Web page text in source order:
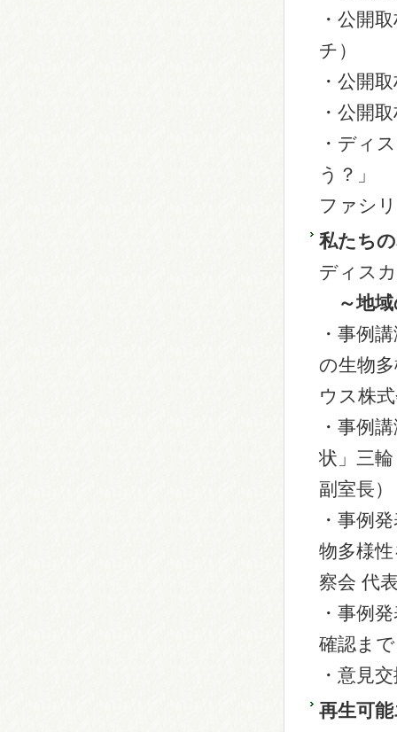
・公開
チ）
・公開
・公開
・ディ
う？」
ファシ
私たち
ディス
～地域
・事例
の生物
ウス株
・事例
状」三
副室長）
・事例
物多様
察会 代
・事例
確認ま
・意見
再生可